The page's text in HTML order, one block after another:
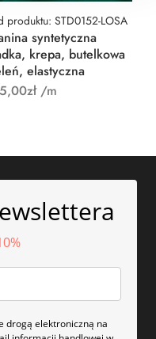
produktu: STD0152-LOSA
syntetyczna
krepa, butelkowa
elastyczna
zł/m
drogą elektroniczną na